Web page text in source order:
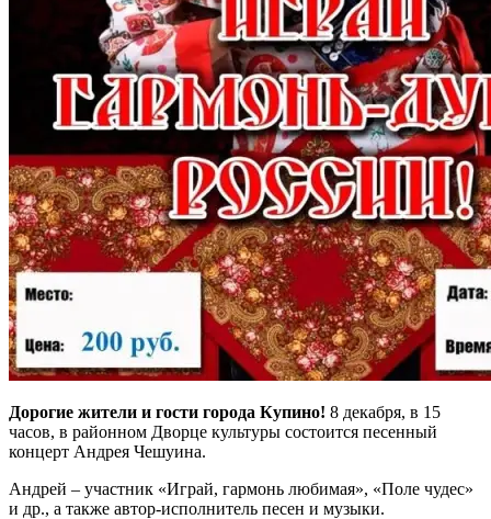
Дорогие жители и гости города Купино! 8 декабря, в 15
часов, в районном Дворце культуры состоится песенный
концерт Андрея Чешуина.
Андрей – участник «Играй, гармонь любимая», «Поле чудес»
и др., а также автор-исполнитель песен и музыки.